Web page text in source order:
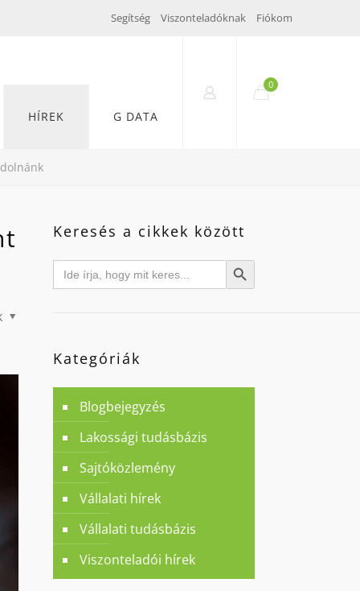
Segítség Viszonteladóknak Fiókom
HÍREK G DATA
0
Keresés a cikkek között
Search
for: Search Button
Kategóriák
Blogbejegyzés
Lakossági tudásbázis
Sajtóközlemény
Vállalati hírek
Vállalati tudásbázis
Viszonteladói hírek